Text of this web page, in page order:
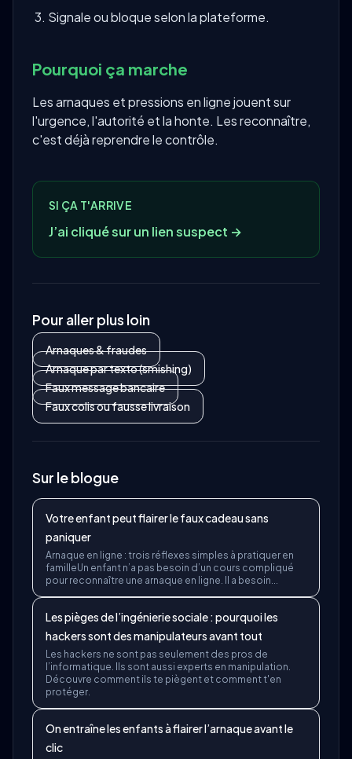
Signale ou bloque selon la plateforme.
Pourquoi ça marche
Les arnaques et pressions en ligne jouent sur
l'urgence, l'autorité et la honte. Les reconnaître,
c'est déjà reprendre le contrôle.
SI ÇA T'ARRIVE
J’ai cliqué sur un lien suspect →
Pour aller plus loin
Arnaques & fraudes
Arnaque par texto (smishing)
Faux message bancaire
Faux colis ou fausse livraison
Sur le blogue
Votre enfant peut flairer le faux cadeau sans
paniquer
Arnaque en ligne : trois réflexes simples à pratiquer en
familleUn enfant n’a pas besoin d’un cours compliqué
pour reconnaître une arnaque en ligne. Il a besoin...
Les pièges de l’ingénierie sociale : pourquoi les
hackers sont des manipulateurs avant tout
Les hackers ne sont pas seulement des pros de
l’informatique. Ils sont aussi experts en manipulation.
Découvre comment ils te piègent et comment t'en
protéger.
On entraîne les enfants à flairer l’arnaque avant le
clic